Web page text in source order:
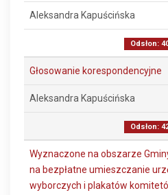
Aleksandra Kapuścińska
Odsłon:
Głosowanie korespondencyjne
Aleksandra Kapuścińska
Odsłon:
Wyznaczone na obszarze
na bezpłatne umieszczanie
wyborczych i plakatów